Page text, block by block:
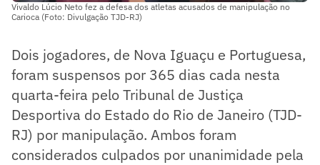
Vivaldo Lúcio Neto fez a defesa dos atletas acusados de manipulação no
Carioca (Foto: Divulgação TJD-RJ)
Dois jogadores, de Nova Iguaçu e Portuguesa,
foram suspensos por 365 dias cada nesta
quarta-feira pelo Tribunal de Justiça
Desportiva do Estado do Rio de Janeiro (TJD-
RJ) por manipulação. Ambos foram
considerados culpados por unanimidade pela